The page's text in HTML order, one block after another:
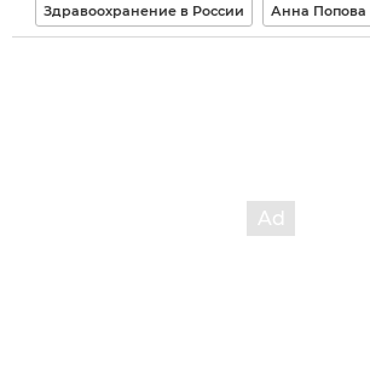
Здравоохранение в России Анна Попова